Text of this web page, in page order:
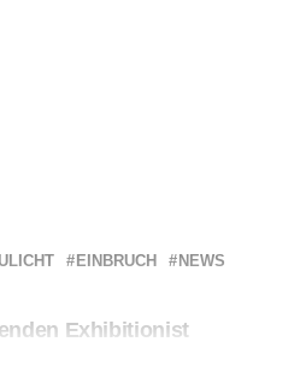
EINBRUCH NEWS
Exhibitionist